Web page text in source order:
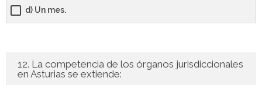
d) Un mes.
12. La competencia de los órganos jurisdiccionales
en Asturias se extiende: